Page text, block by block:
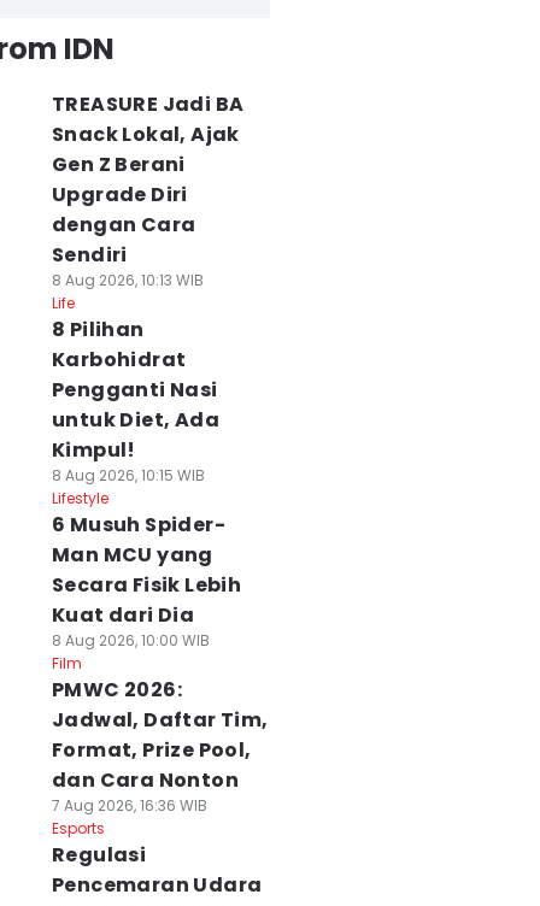
IDN
TREASURE Jadi BA
Snack Lokal, Ajak
Gen Z Berani
Upgrade Diri
dengan Cara
Sendiri
8 Aug 2026, 10:13 WIB
Life
8 Pilihan
Karbohidrat
Pengganti Nasi
untuk Diet, Ada
Kimpul!
8 Aug 2026, 10:15 WIB
Lifestyle
6 Musuh Spider-
Man MCU yang
Secara Fisik Lebih
Kuat dari Dia
8 Aug 2026, 10:00 WIB
Film
PMWC 2026:
Jadwal, Daftar Tim,
Format, Prize Pool,
dan Cara Nonton
7 Aug 2026, 16:36 WIB
Esports
Regulasi
Pencemaran Udara